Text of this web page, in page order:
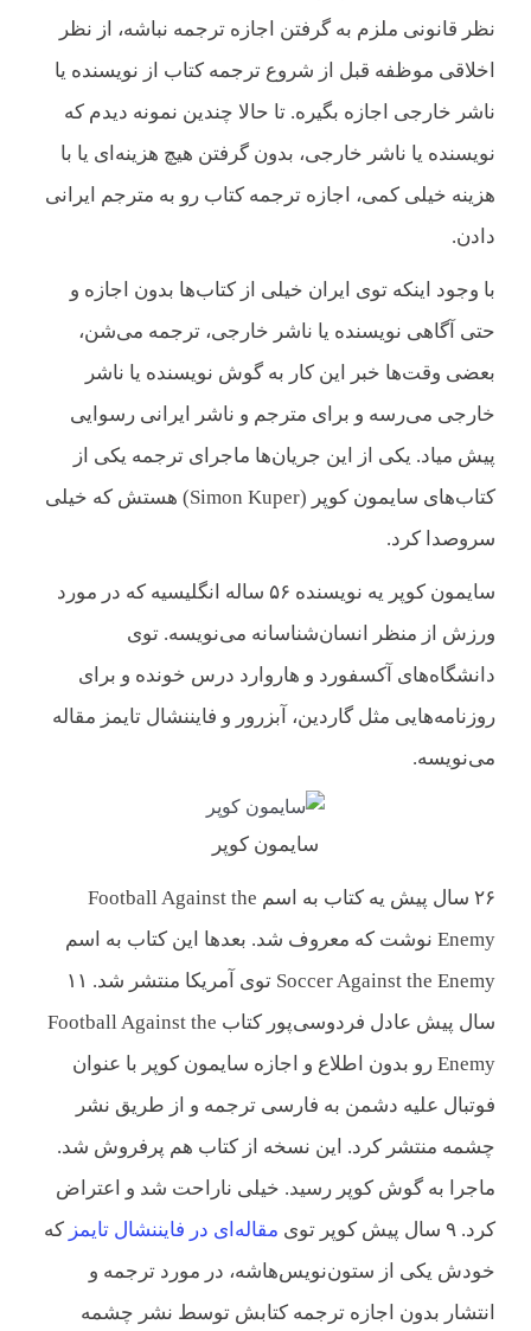
نظر قانونی ملزم به گرفتن اجازه ترجمه نباشه، از نظر
اخلاقی موظفه قبل از شروع ترجمه کتاب از نویسنده یا
ناشر خارجی اجازه بگیره. تا حالا چندین نمونه دیدم که
نویسنده یا ناشر خارجی، بدون گرفتن هیچ هزینه‌ای یا با
هزینه خیلی کمی، اجازه ترجمه کتاب رو به مترجم ایرانی
دادن.
با وجود اینکه توی ایران خیلی از کتاب‌ها بدون اجازه و
حتی آگاهی نویسنده یا ناشر خارجی، ترجمه می‌شن،
بعضی وقت‌ها خبر این کار به گوش نویسنده یا ناشر
خارجی می‌رسه و برای مترجم و ناشر ایرانی رسوایی
پیش میاد. یکی از این جریان‌ها ماجرای ترجمه یکی از
کتاب‌های سایمون کوپر (Simon Kuper) هستش که خیلی
سروصدا کرد.
سایمون کوپر یه نویسنده ۵۶ ساله انگلیسیه که در مورد
ورزش از منظر انسان‌شناسانه می‌نویسه. توی
دانشگاه‌های آکسفورد و هاروارد درس خونده و برای
روزنامه‌هایی مثل گاردین، آبزرور و فایننشال تایمز مقاله
می‌نویسه.
سایمون کوپر
۲۶ سال پیش یه کتاب به اسم Football Against the
Enemy نوشت که معروف شد. بعدها این کتاب به اسم
Soccer Against the Enemy توی آمریکا منتشر شد. ۱۱
سال پیش عادل فردوسی‌پور کتاب Football Against the
Enemy رو بدون اطلاع و اجازه سایمون کوپر با عنوان
فوتبال علیه دشمن به فارسی ترجمه و از طریق نشر
چشمه منتشر کرد. این نسخه از کتاب هم پرفروش شد.
ماجرا به گوش کوپر رسید. خیلی ناراحت شد و اعتراض
کرد. ۹ سال پیش کوپر توی
مقاله‌ای در فایننشال تایمز که
خودش یکی از ستون‌نویس‌هاشه، در مورد ترجمه و
انتشار بدون اجازه ترجمه کتابش توسط نشر چشمه